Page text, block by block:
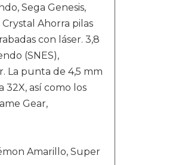
Sega Genesis,
Ahorra pilas
con láser. 3,8
(SNES),
La punta de 4,5 mm
32X, así como los
Gear,
Amarillo, Super